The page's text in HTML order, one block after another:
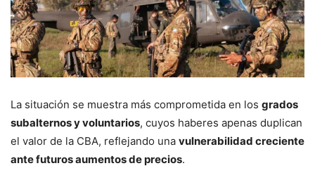
La situación se muestra más comprometida en los grados
subalternos y voluntarios, cuyos haberes apenas duplican
el valor de la CBA, reflejando una vulnerabilidad creciente
ante futuros aumentos de precios.